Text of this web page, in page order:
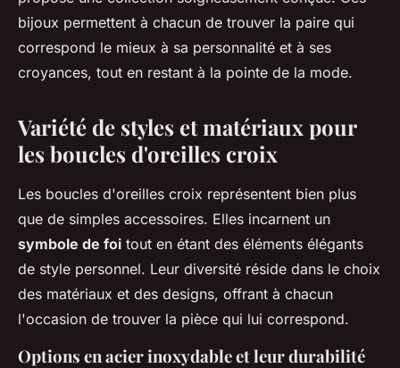
bijoux permettent à chacun de trouver la paire qui
correspond le mieux à sa personnalité et à ses
croyances, tout en restant à la pointe de la mode.
Variété de styles et matériaux pour
les boucles d'oreilles croix
Les boucles d'oreilles croix représentent bien plus
que de simples accessoires. Elles incarnent un
symbole de foi tout en étant des éléments élégants
de style personnel. Leur diversité réside dans le choix
des matériaux et des designs, offrant à chacun
l'occasion de trouver la pièce qui lui correspond.
Options en acier inoxydable et leur durabilité